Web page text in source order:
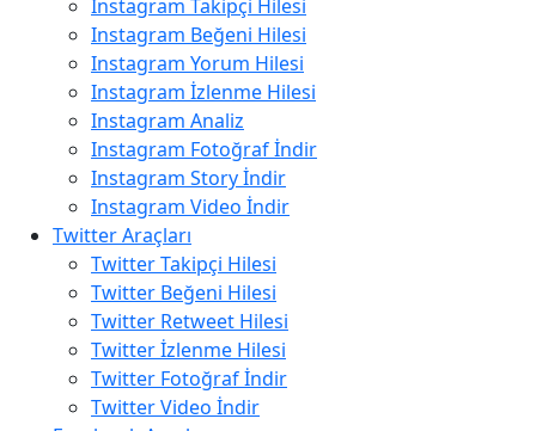
Instagram Takipçi Hilesi
Instagram Beğeni Hilesi
Instagram Yorum Hilesi
Instagram İzlenme Hilesi
Instagram Analiz
Instagram Fotoğraf İndir
Instagram Story İndir
Instagram Video İndir
Twitter Araçları
Twitter Takipçi Hilesi
Twitter Beğeni Hilesi
Twitter Retweet Hilesi
Twitter İzlenme Hilesi
Twitter Fotoğraf İndir
Twitter Video İndir